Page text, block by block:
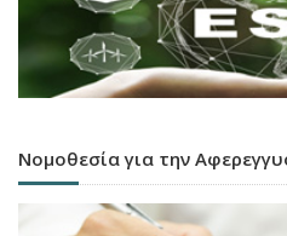
Νομοθεσία για την